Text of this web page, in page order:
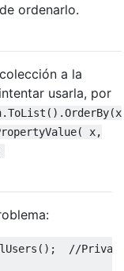
ordenarlo.
a la
usarla, por
x,
(); //Private